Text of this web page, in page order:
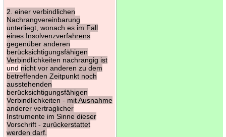
2. einer verbindlichen
Nachrangvereinbarung
unterliegt, wonach es im Fall
eines Insolvenzverfahrens
gegenüber anderen
berücksichtigungsfähigen
Verbindlichkeiten nachrangig ist
und nicht vor anderen zu dem
betreffenden Zeitpunkt noch
ausstehenden
berücksichtigungsfähigen
Verbindlichkeiten - mit Ausnahme
anderer vertraglicher
Instrumente im Sinne dieser
Vorschrift - zurückerstattet
werden darf.